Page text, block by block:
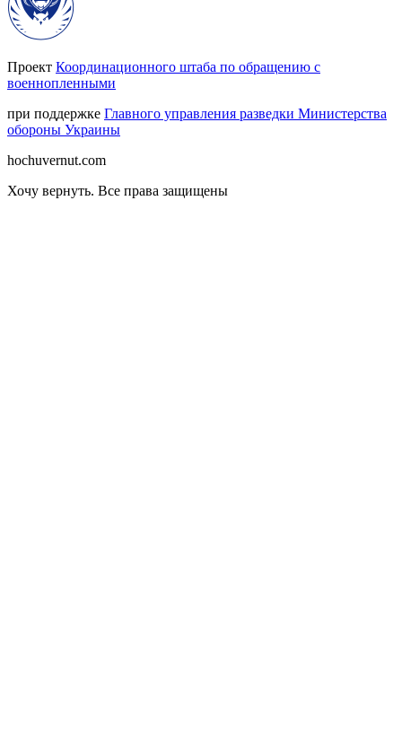
Проект Координационного штаба по обращению с
военнопленными
при поддержке Главного управления разведки Министерства
обороны Украины
hochuvernut.com
Хочу вернуть. Все права защищены